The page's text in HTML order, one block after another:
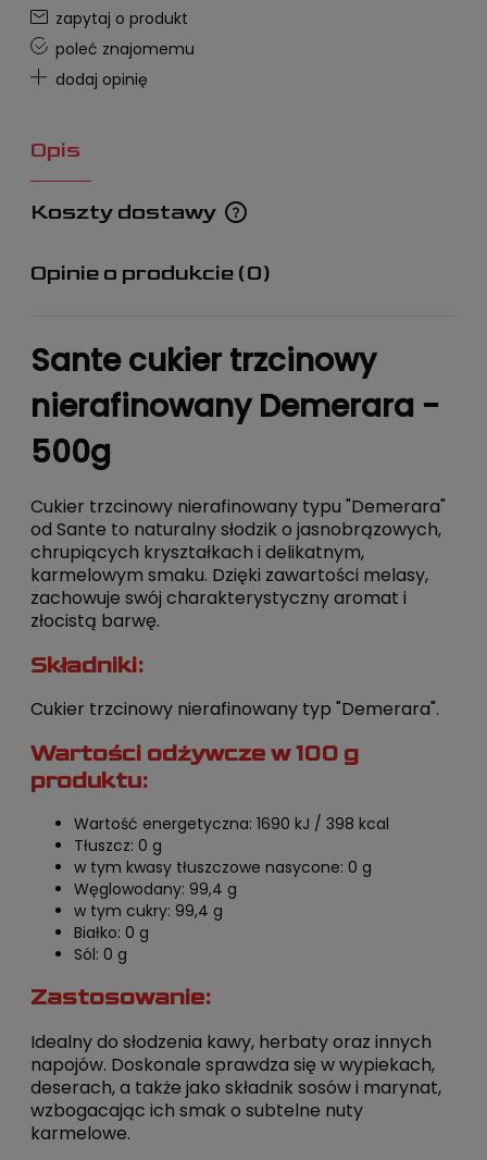
zapytaj o produkt
poleć znajomemu
dodaj opinię
Opis
Koszty dostawy
Cena nie zawiera ewentualnych kosztów płatności
Opinie o produkcie (0)
Sante cukier trzcinowy
nierafinowany Demerara -
500g
Cukier trzcinowy nierafinowany typu "Demerara"
od Sante to naturalny słodzik o jasnobrązowych,
chrupiących kryształkach i delikatnym,
karmelowym smaku. Dzięki zawartości melasy,
zachowuje swój charakterystyczny aromat i
złocistą barwę.
Składniki:
Cukier trzcinowy nierafinowany typ "Demerara".
Wartości odżywcze w 100 g
produktu:
Wartość energetyczna: 1690 kJ / 398 kcal
Tłuszcz: 0 g
w tym kwasy tłuszczowe nasycone: 0 g
Węglowodany: 99,4 g
w tym cukry: 99,4 g
Białko: 0 g
Sól: 0 g
Zastosowanie:
Idealny do słodzenia kawy, herbaty oraz innych
napojów. Doskonale sprawdza się w wypiekach,
deserach, a także jako składnik sosów i marynat,
wzbogacając ich smak o subtelne nuty
karmelowe.